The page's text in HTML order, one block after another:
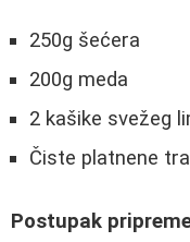
250g šećera
200g meda
2 kašike svežeg
Čiste platnene
Postupak